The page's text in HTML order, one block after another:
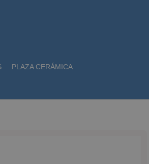
PLAZA CERÁMICA